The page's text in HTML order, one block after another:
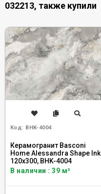
032213, также купили
Код: BHK-4004
Керамогранит Basconi
Home Alessandra Shape Ink
120x300, BHK-4004
В наличии : 39 м²